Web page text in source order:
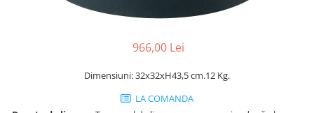
Accesorii pentru servire
966,00 Lei
Dimensiuni: 32x32xH43,5 cm.12 Kg.
LA COMANDA